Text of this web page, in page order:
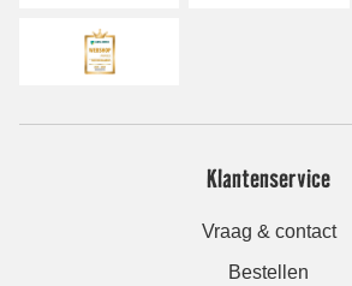
Klantenservice
Vraag & contact
Bestellen